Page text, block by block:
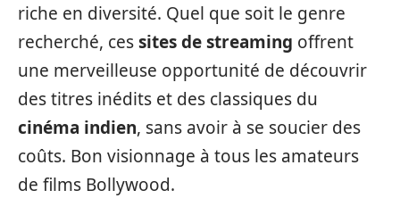
riche en diversité. Quel que soit le genre
recherché, cessites de streaming offrent
une merveilleuse opportunité de découvrir
des titres inédits et des classiques du
cinéma indien, sans avoir à se soucier des
coûts. Bon visionnage à tous les amateurs
de films Bollywood.